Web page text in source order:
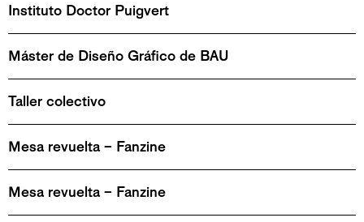
Instituto Doctor Puigvert
Máster de Diseño Gráfico de BAU
Taller colectivo
Mesa revuelta – Fanzine
Mesa revuelta – Fanzine